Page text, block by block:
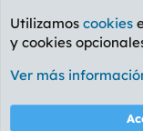
Foro General
Cookies
PL
Utilizamos cookies
y cookies
Ver más